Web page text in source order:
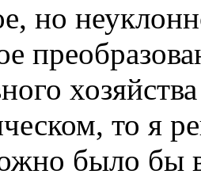
но
то я
было бы